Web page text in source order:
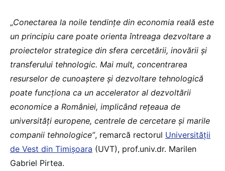
„Conectarea la noile tendințe din economia reală este
un principiu care poate orienta întreaga dezvoltare a
proiectelor strategice din sfera cercetării, inovării și
transferului tehnologic. Mai mult, concentrarea
resurselor de cunoaștere și dezvoltare tehnologică
poate funcționa ca un accelerator al dezvoltării
economice a României, implicând rețeaua de
universități europene, centrele de cercetare și marile
companii tehnologice”, remarcă rectorul Universității
de Vest din Timișoara (UVT), prof.univ.dr. Marilen
Gabriel Pirtea.